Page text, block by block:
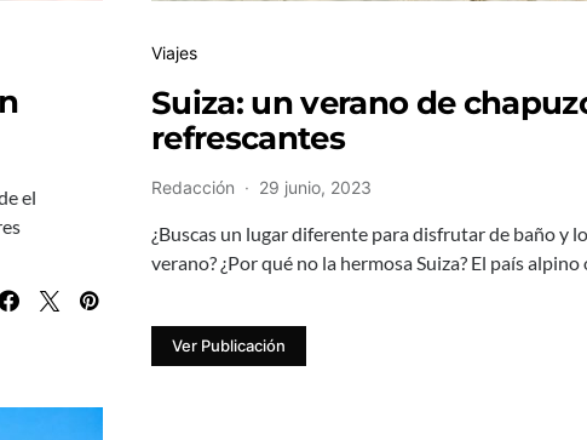
el
Viajes
Suiza: un verano de
refrescantes
Redacción 29 junio, 2023
¿Buscas un lugar diferente para disfrutar de baño y
verano? ¿Por qué no la hermosa Suiza? El país
Ver Publicación